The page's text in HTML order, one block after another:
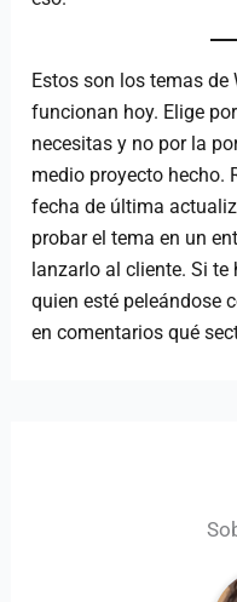
Estos son los temas de
funcionan hoy. Elige
necesitas y no por la
medio proyecto hecho.
fecha de última
probar el tema en un
lanzarlo al cliente. Si
quien esté peleándose
en comentarios qué